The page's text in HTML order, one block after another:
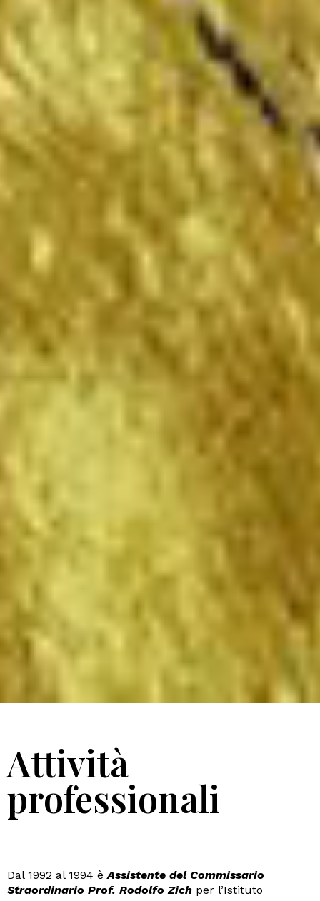
Attività
professionali
Dal 1992 al 1994 èAssistente del Commissario
Straordinario Prof. Rodolfo Zich per l’Istituto